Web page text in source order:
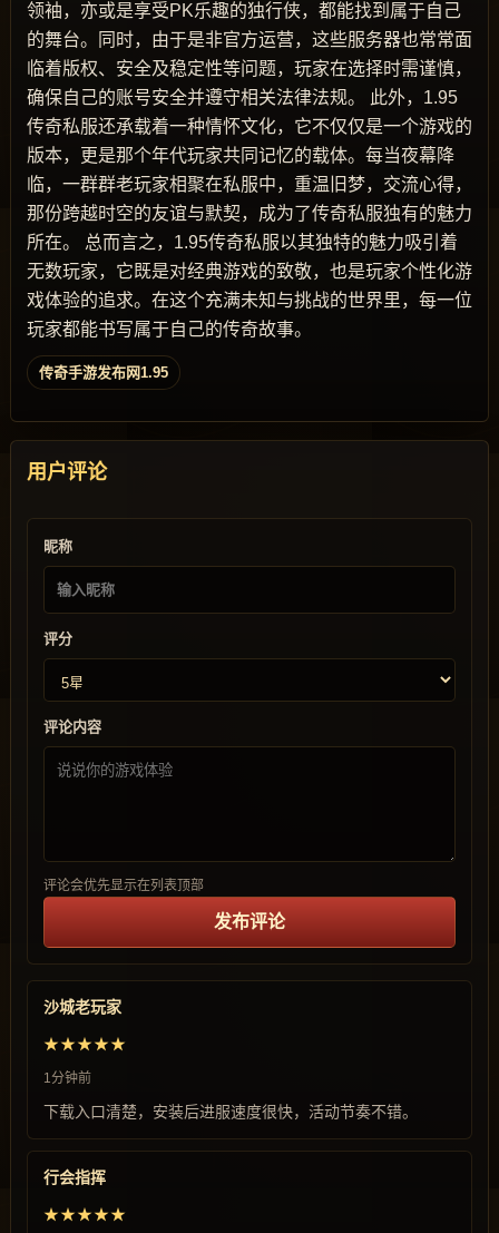
领袖，亦或是享受PK乐趣的独行侠，都能找到属于自己
的舞台。同时，由于是非官方运营，这些服务器也常常面
临着版权、安全及稳定性等问题，玩家在选择时需谨慎，
确保自己的账号安全并遵守相关法律法规。 此外，1.95
传奇私服还承载着一种情怀文化，它不仅仅是一个游戏的
版本，更是那个年代玩家共同记忆的载体。每当夜幕降
临，一群群老玩家相聚在私服中，重温旧梦，交流心得，
那份跨越时空的友谊与默契，成为了传奇私服独有的魅力
所在。 总而言之，1.95传奇私服以其独特的魅力吸引着
无数玩家，它既是对经典游戏的致敬，也是玩家个性化游
戏体验的追求。在这个充满未知与挑战的世界里，每一位
玩家都能书写属于自己的传奇故事。
传奇手游发布网1.95
用户评论
昵称
评分
评论内容
评论会优先显示在列表顶部
发布评论
沙城老玩家
★★★★★
1分钟前
下载入口清楚，安装后进服速度很快，活动节奏不错。
行会指挥
★★★★★